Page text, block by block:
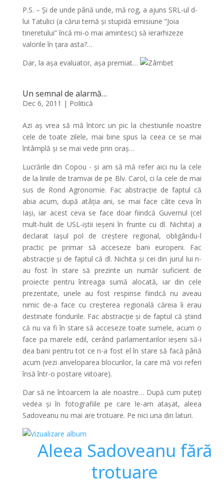
P.S. – Și de unde până unde, mă rog, a ajuns SRL-ul d-
lui Tatulici (a cărui ternă și stupidă emisiune ”Joia
tineretului” încă mi-o mai amintesc) să ierarhizeze
valorile în țara asta?…
Dar, la așa evaluator, așa premiat…
Un semnal de alarmă…
Dec 6, 2011 | Politică
Azi aș vrea să mă întorc un pic la chestiunile noastre
cele de toate zilele, mai bine spus la ceea ce se mai
întâmplă și se mai vede prin oraș…
Lucrările din Copou - și am să mă refer aici nu la cele
de la liniile de tramvai de pe Blv. Carol, ci la cele de mai
sus de Rond Agronomie. Fac abstracție de faptul că
abia acum, după atâția ani, se mai face câte ceva în
Iași, iar acest ceva se face doar fiindcă Guvernul (cel
mult-hulit de USL-iștii ieșeni în frunte cu dl. Nichita) a
declarat Iașul pol de creștere regional, obligându-l
practic pe primar să acceseze bani europeni. Fac
abstracție și de faptul că dl. Nichita și cei din jurul lui n-
au fost în stare să prezinte un număr suficient de
proiecte pentru întreaga sumă alocată, iar din cele
prezentate, unele au fost respinse fiindcă nu aveau
nimic de-a face cu creșterea regională căreia îi erau
destinate fondurile. Fac abstracție și de faptul că știind
că nu va fi în stare să acceseze toate sumele, acum o
face pa marele edil, cerând parlamentarilor ieșeni să-i
dea bani pentru tot ce n-a fost el în stare să facă până
acum (vezi anveloparea blocurilor, la care mă voi referi
însă într-o postare viitoare).
Dar să ne întoarcem la ale noastre… După cum puteți
vedea și în fotografiile pe care le-am atașat, aleea
Sadoveanu nu mai are trotuare. Pe nici una din laturi.
Aleea Sadoveanu fără
trotuare